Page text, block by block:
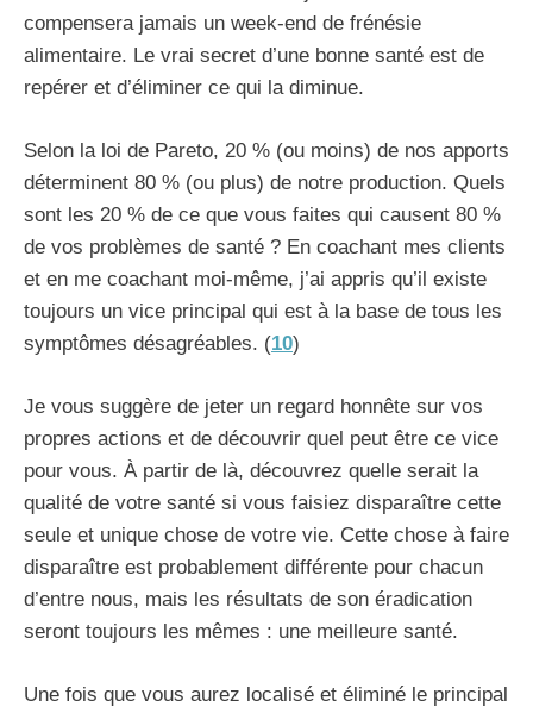
compensera jamais un week-end de frénésie
alimentaire. Le vrai secret d’une bonne santé est de
repérer et d’éliminer ce qui la diminue.
Selon la loi de Pareto, 20 % (ou moins) de nos apports
déterminent 80 % (ou plus) de notre production. Quels
sont les 20 % de ce que vous faites qui causent 80 %
de vos problèmes de santé ? En coachant mes clients
et en me coachant moi-même, j’ai appris qu’il existe
toujours un vice principal qui est à la base de tous les
symptômes désagréables. (10)
Je vous suggère de jeter un regard honnête sur vos
propres actions et de découvrir quel peut être ce vice
pour vous. À partir de là, découvrez quelle serait la
qualité de votre santé si vous faisiez disparaître cette
seule et unique chose de votre vie. Cette chose à faire
disparaître est probablement différente pour chacun
d’entre nous, mais les résultats de son éradication
seront toujours les mêmes : une meilleure santé.
Une fois que vous aurez localisé et éliminé le principal